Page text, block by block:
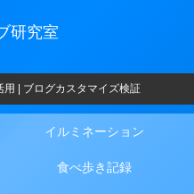
研究室
用 | ブログカスタマイズ検証
イルミネーション
食べ歩き記録